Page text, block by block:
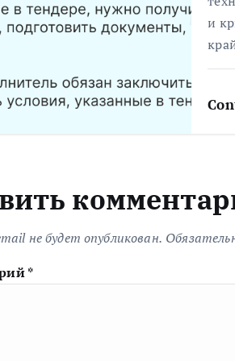
и
не будет опубликован.
*